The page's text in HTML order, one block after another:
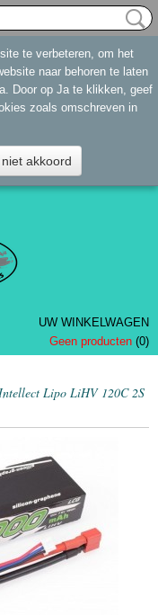
UW WINKELWAGEN
Geen producten (0)
Lipo LiHV 120C 2S
te verbeteren, om het
naar behoren te laten
Door op Ja te klikken, geef
zoals omschreven in
akkoord